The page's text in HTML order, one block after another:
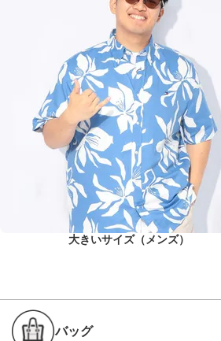
大きいサイズ（メンズ）
バッグ